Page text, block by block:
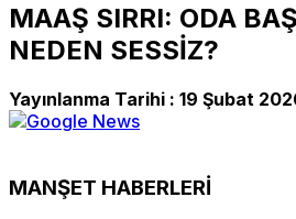
MAAŞ SIRRI: ODA
NEDEN SESSİZ?
Yayınlanma Tarihi : 19 Şubat
MANŞET HABERLERİ